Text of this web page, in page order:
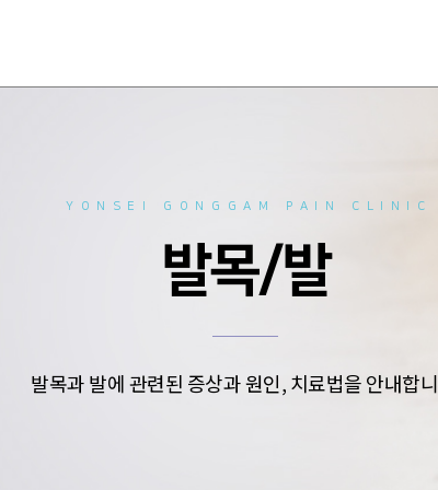
YONSEI GONGGAM PAIN CLINIC
발목/발
발목과 발에 관련된 증상과 원인, 치료법을 안내합